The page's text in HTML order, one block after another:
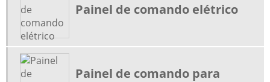
MANUTENÇÃO PREVENTIVA DE CABINE PRIMARIA
MANUTENÇÃO SISTEMA DE ALARME DE INCÊNDIO
MONTAGEM DE PAINEL ELETRICO
Painel de comando elétrico
Painel de comando para